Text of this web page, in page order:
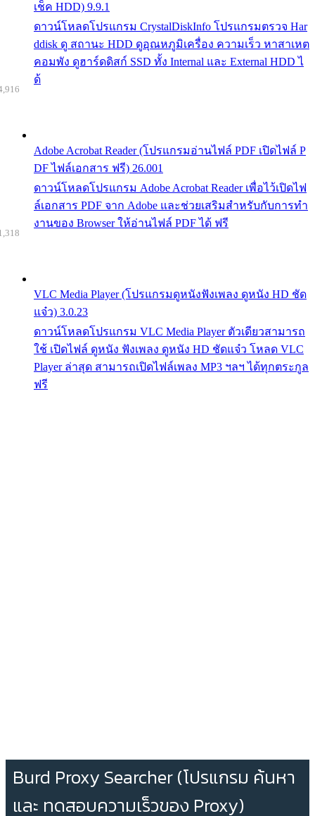
เช็ค HDD) 9.9.1
ดาวน์โหลดโปรแกรม CrystalDiskInfo โปรแกรมตรวจ Har
ddisk ดู สถานะ HDD ดูอุณหภูมิเครื่อง ความเร็ว หาสาเหต
คอมพัง ดูฮาร์ดดิสก์ SSD ทั้ง Internal และ External HDD ไ
ด้
Adobe Acrobat Reader (โปรแกรมอ่านไฟล์ PDF เปิดไฟล์ P
DF ไฟล์เอกสาร ฟรี) 26.001
ดาวน์โหลดโปรแกรม Adobe Acrobat Reader เพื่อไว้เปิดไฟ
ล์เอกสาร PDF จาก Adobe และช่วยเสริมสำหรับกับการทำ
งานของ Browser ให้อ่านไฟล์ PDF ได้ ฟรี
VLC Media Player (โปรแกรมดูหนังฟังเพลง ดูหนัง HD ชัด
แจ๋ว) 3.0.23
ดาวน์โหลดโปรแกรม VLC Media Player ตัวเดียวสามารถ
ใช้ เปิดไฟล์ ดูหนัง ฟังเพลง ดูหนัง HD ชัดแจ๋ว โหลด VLC
Player ล่าสุด สามารถเปิดไฟล์เพลง MP3 ฯลฯ ได้ทุกตระกูล
ฟรี
Burd Proxy Searcher (โปรแกรม ค้นหา
และ ทดสอบความเร็วของ Proxy)